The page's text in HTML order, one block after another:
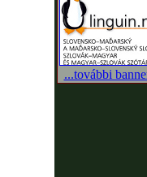
...további